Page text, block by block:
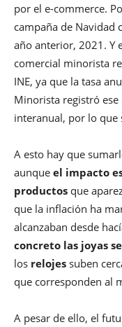
por el e-commerce.
campaña de Navidad
año anterior, 2021. Y
comercial minorista
INE, ya que la tasa
Minorista registró
interanual, por lo que
A esto hay que
aunque el impacto
productos que
que la inflación ha
alcanzaban desde
concreto las joyas
los relojes suben
que corresponden al
A pesar de ello, el